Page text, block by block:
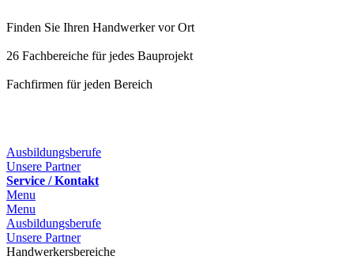
Finden Sie Ihren Handwerker vor Ort
26 Fachbereiche für jedes Bauprojekt
Fachfirmen für jeden Bereich
Ausbildungsberufe
Unsere Partner
Service / Kontakt
Menu
Menu
Ausbildungsberufe
Unsere Partner
Handwerkersbereiche